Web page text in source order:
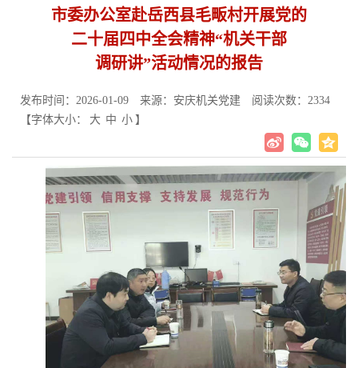
市委办公室赴岳西县毛畈村开展党的
二十届四中全会精神“机关干部
调研讲”活动情况的报告
发布时间：2026-01-09 来源：安庆机关党建 阅读次数： 2334
【字体大小：
大 中 小 】